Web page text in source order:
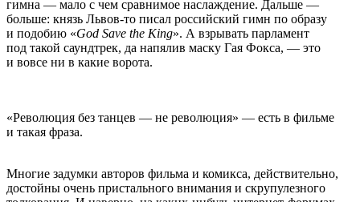
гимна — мало с чем сравнимое наслаждение. Дальше —
больше: князь Львов-то писал российский гимн по образу
и подобию «God Save the King». А взрывать парламент
под такой саундтрек, да напялив маску Гая Фокса, — это
и вовсе ни в какие ворота.
«Революция без танцев — не революция» — есть в фильме
и такая фраза.
Многие задумки авторов фильма и комикса, действительно,
достойны очень пристального внимания и скрупулезного